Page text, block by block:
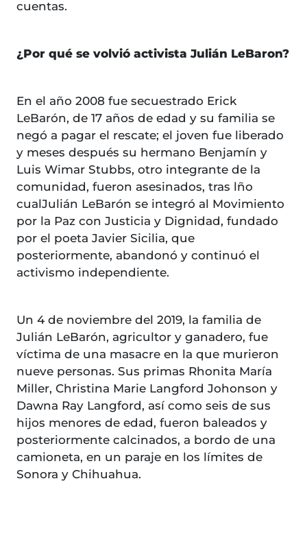
cuentas.
¿Por qué se volvió activista Julián LeBaron?
En el año 2008 fue secuestrado Erick
LeBarón, de 17 años de edad y su familia se
negó a pagar el rescate; el joven fue liberado
y meses después su hermano Benjamín y
Luis Wimar Stubbs, otro integrante de la
comunidad, fueron asesinados, tras lño
cualJulián LeBarón se integró al Movimiento
por la Paz con Justicia y Dignidad, fundado
por el poeta Javier Sicilia, que
posteriormente, abandonó y continuó el
activismo independiente.
Un 4 de noviembre del 2019, la familia de
Julián LeBarón, agricultor y ganadero, fue
víctima de una masacre en la que murieron
nueve personas. Sus primas Rhonita María
Miller, Christina Marie Langford Johonson y
Dawna Ray Langford, así como seis de sus
hijos menores de edad, fueron baleados y
posteriormente calcinados, a bordo de una
camioneta, en un paraje en los límites de
Sonora y Chihuahua.